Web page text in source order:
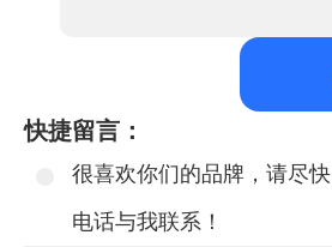
快捷留言：
很喜欢你们的品牌，请尽快
电话与我联系！